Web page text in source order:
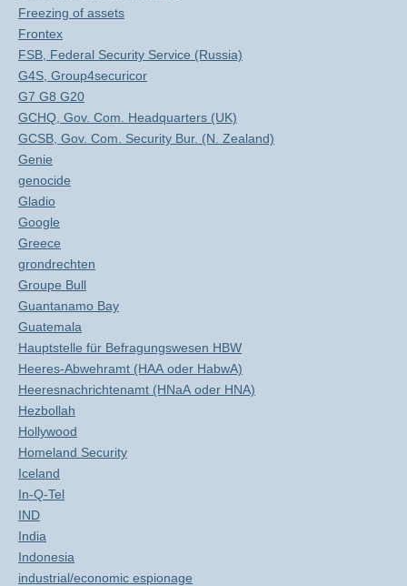
Freezing of assets
Frontex
FSB, Federal Security Service (Russia)
G4S, Group4securicor
G7 G8 G20
GCHQ, Gov. Com. Headquarters (UK)
GCSB, Gov. Com. Security Bur. (N. Zealand)
Genie
genocide
Gladio
Google
Greece
grondrechten
Groupe Bull
Guantanamo Bay
Guatemala
Hauptstelle für Befragungswesen HBW
Heeres-Abwehramt (HAA oder HabwA)
Heeresnachrichtenamt (HNaA oder HNA)
Hezbollah
Hollywood
Homeland Security
Iceland
In-Q-Tel
IND
India
Indonesia
industrial/economic espionage